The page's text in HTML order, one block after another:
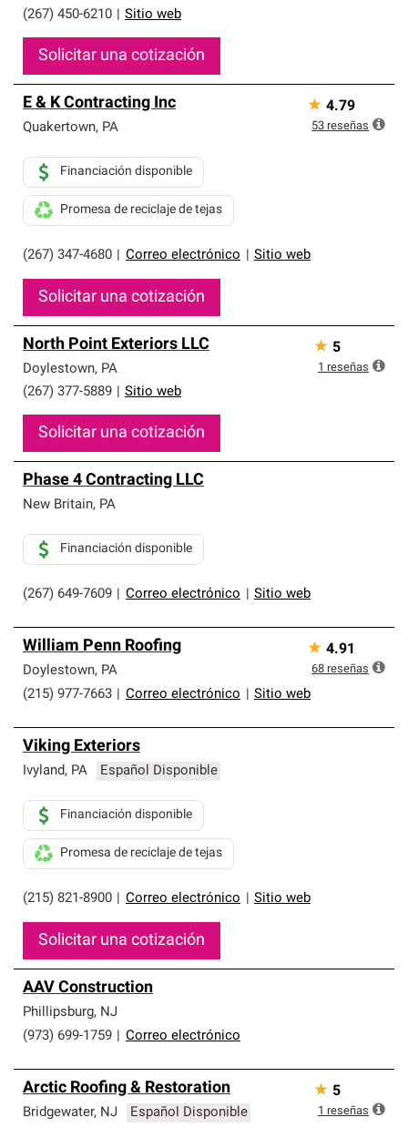
(267) 450-6210 Sitio web
Solicitar una cotización
E & K Contracting Inc
Quakertown, PA
(267) 347-4680 Correo electrónico Sitio web
Financiación disponible
Promesa de reciclaje de tejas
Solicitar una cotización
★ 4.79
53 reseñas
North Point Exteriors LLC
Doylestown, PA
(267) 377-5889
Sitio web
Solicitar una cotización
★ 5
1 reseñas
Phase 4 Contracting LLC
New Britain, PA
(267) 649-7609 Correo electrónico Sitio web
Financiación disponible
William Penn Roofing
Doylestown, PA
(215) 977-7663
Correo electrónico Sitio web
★ 4.91
68 reseñas
Viking Exteriors
Ivyland, PA Español Disponible
(215) 821-8900 Correo electrónico Sitio web
Financiación disponible
Promesa de reciclaje de tejas
Solicitar una cotización
AAV Construction
Phillipsburg, NJ
(973) 699-1759
Correo electrónico
Arctic Roofing & Restoration
Bridgewater, NJ Español Disponible
★ 5
1 reseñas